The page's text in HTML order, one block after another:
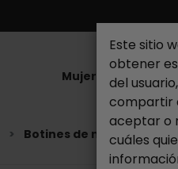
Mujer Hombre
Botines de mujer
Este sitio
obtener
del
compartir
aceptar o
cuáles